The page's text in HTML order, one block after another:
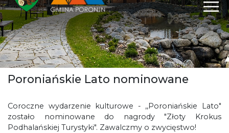
Poroniańskie Lato nominowane
Coroczne wydarzenie kulturowe - ,,Poroniańskie Lato"
zostało nominowane do nagrody "Złoty Krokus
Podhalańskiej Turystyki". Zawalczmy o zwycięstwo!